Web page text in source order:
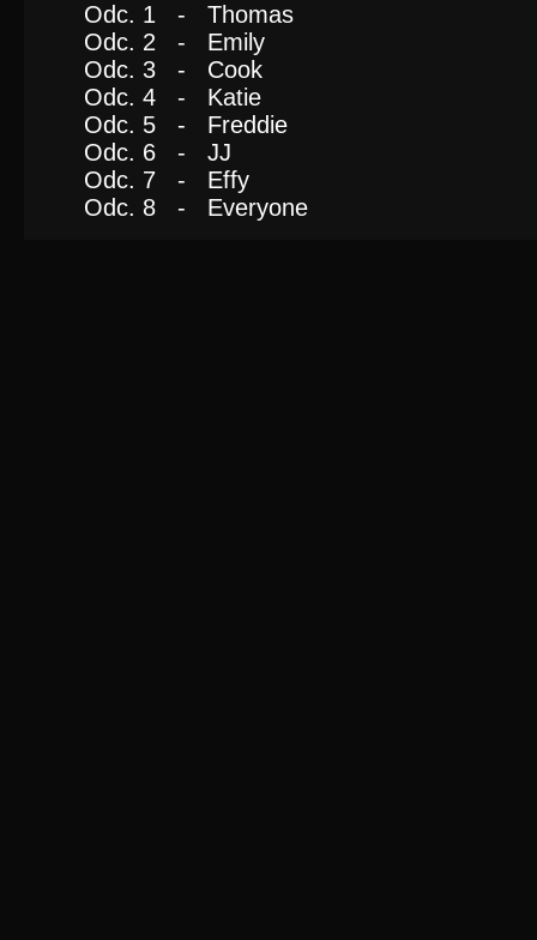
Odc. 1 - Thomas
Odc. 2 - Emily
Odc. 3 - Cook
Odc. 4 - Katie
Odc. 5 - Freddie
Odc. 6 - JJ
Odc. 7 - Effy
Odc. 8 - Everyone